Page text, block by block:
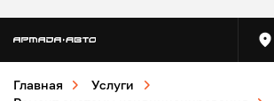
Главная
Услуги